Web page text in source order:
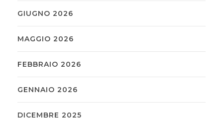
GIUGNO 2026
MAGGIO 2026
FEBBRAIO 2026
GENNAIO 2026
DICEMBRE 2025